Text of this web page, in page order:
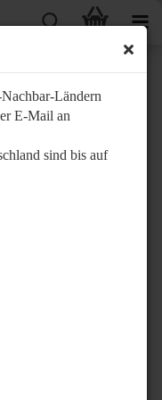
Ländern
E-Mail an
sind bis auf